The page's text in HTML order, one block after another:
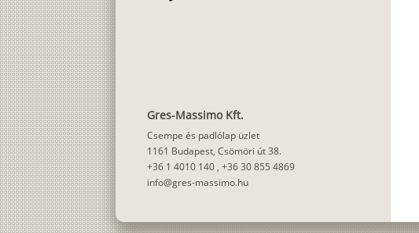
Gres-Massimo Kft.
Csempe és padlólap üzlet
1161 Budapest, Csömöri út 38.
+36 1 4010 140 , +36 30 855 4869
info@gres-massimo.hu